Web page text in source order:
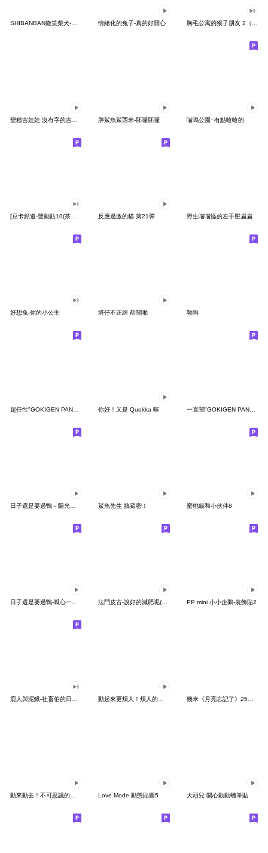
SHIBANBAN微笑柴犬-廢柴寶寶日常 情緒化的兔子-真的好開心 胸毛公寓的猴子朋友 2（有聲動態）
胖鯊魚鯊西米-胚囉胚囉 喵嗚公園−有點嗆嗆的
反應過激的貓 第21彈 野生喵喵怪的左手壓扁扁
好想兔-你的小公主 塔仔不正經 胡鬧啪 勒狗
你好！又是 Quokka 喔 一直鬧"GOKIGEN PANDA" 台灣版
鯊魚先生 搞鯊密！ 蜜桃貓和小伙伴8
日子還是要過鴨-呱心一下鴨 法鬥皮古-說好的減肥呢(第15彈) PP mini 小小企鵝-裝飾貼2
幾米《月亮忘記了》25周年 x 晴天P莉
Love Mode 動態貼圖5 大頭兒 開心動動蠟筆貼